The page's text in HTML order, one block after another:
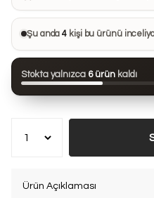
Bu ürünü 33 kişi favorilerine
Bu ürün son 24 saatte70 kez
Şu anda4 kişi bu ürünü
Stokta yalnızca 6 ürün kaldı
Ürün Açıklaması